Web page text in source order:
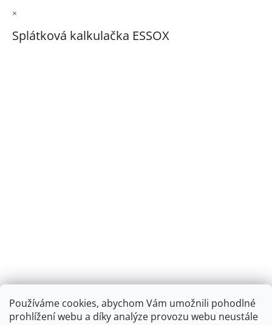
Používáme cookies, abychom Vám umožnili pohodlné
prohlížení webu a díky analýze provozu webu neustále
×
Splátková kalkulačka ESSOX